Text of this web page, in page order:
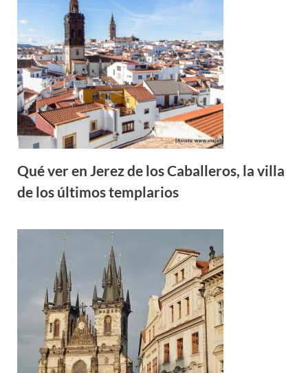
Qué ver en Jerez de los Caballeros, la villa
de los últimos templarios